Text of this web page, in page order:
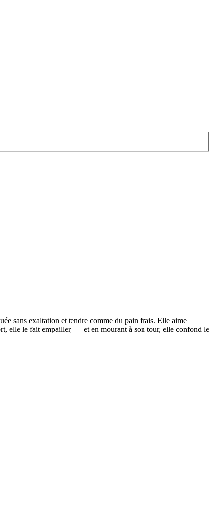
sans exaltation et tendre comme du pain frais. Elle aime
elle le fait empailler, — et en mourant à son tour, elle confond le